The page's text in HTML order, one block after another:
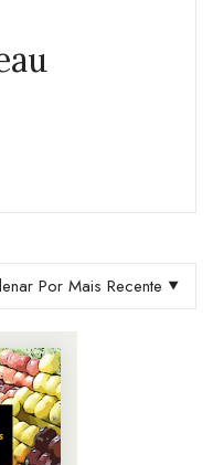
Por Mais Recente